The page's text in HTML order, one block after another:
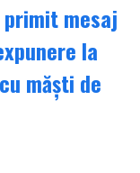
mesaj
la
măști de